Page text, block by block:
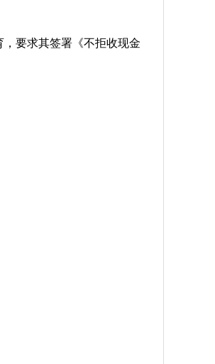
要求其签署《不拒收现金